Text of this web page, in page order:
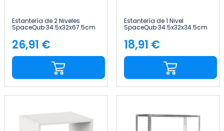
Estantería de 2 Niveles
SpaceQub 34.5x32x67.5cm
7house
Precio
26,91 €
Estantería de 1 Nivel
SpaceQub 34.5x32x34.5cm
7house
Precio
18,91 €